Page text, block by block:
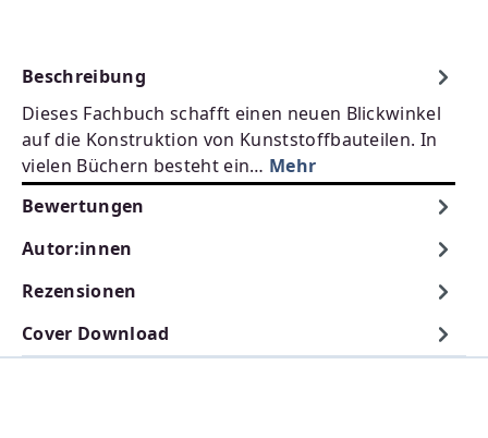
Beschreibung
Dieses Fachbuch schafft einen neuen Blickwinkel
auf die Konstruktion von Kunststoffbauteilen. In
vielen Büchern besteht ein… Mehr
Bewertungen
Autor:innen
Rezensionen
Cover Download